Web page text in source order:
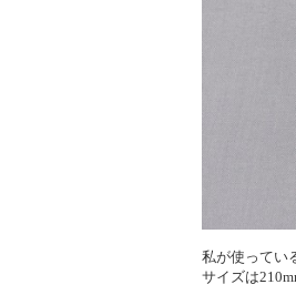
私が使ってい
サイズは